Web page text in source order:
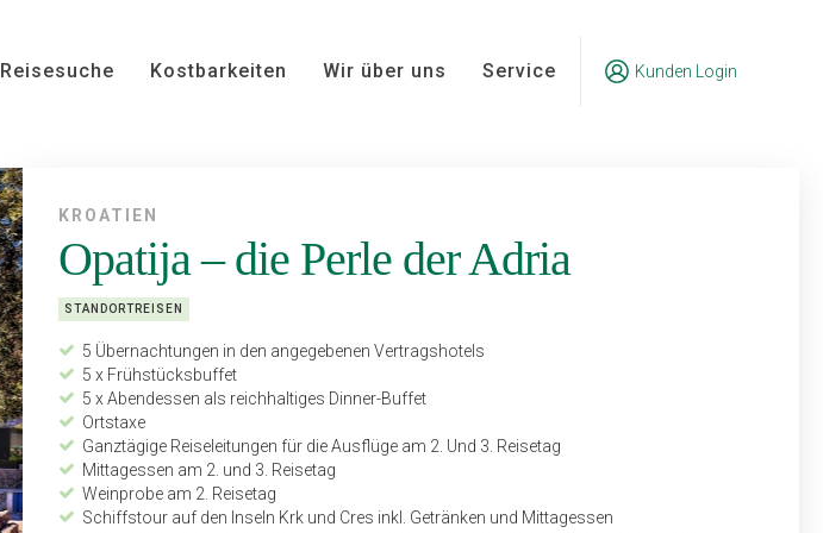
Reisesuche Kostbarkeiten Wir über uns Service Kunden Login
KROATIEN
Opatija – die Perle der Adria
STANDORTREISEN
5 Übernachtungen in den angegebenen Vertragshotels
5 x Frühstücksbuffet
5 x Abendessen als reichhaltiges Dinner-Buffet
Ortstaxe
Ganztägige Reiseleitungen für die Ausflüge am 2. Und 3. Reisetag
Mittagessen am 2. und 3. Reisetag
Weinprobe am 2. Reisetag
Schiffstour auf den Inseln Krk und Cres inkl. Getränken und Mittagessen